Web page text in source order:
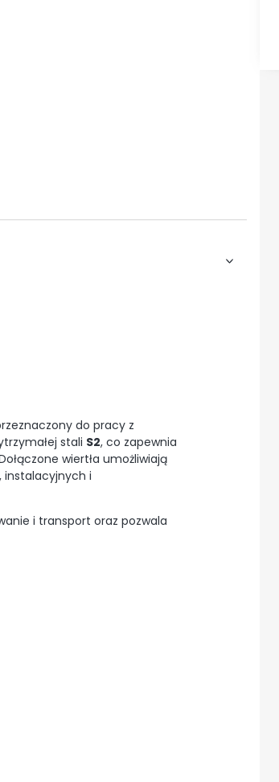
do pracy z
stali S2, co zapewnia
wiertła umożliwiają
instalacyjnych i
i transport oraz pozwala